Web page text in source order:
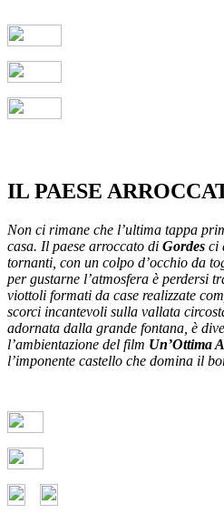
IL PAESE
Non ci rimane che l’ultima tappa
casa. Il paese arroccato di Gordes ci
tornanti, con un colpo d’occhio da
per gustarne l’atmosfera è perdersi
viottoli formati da case realizzate
scorci incantevoli sulla vallata
adornata dalla grande fontana, è
l’ambientazione del film Un’Ottima
l’imponente castello che domina il